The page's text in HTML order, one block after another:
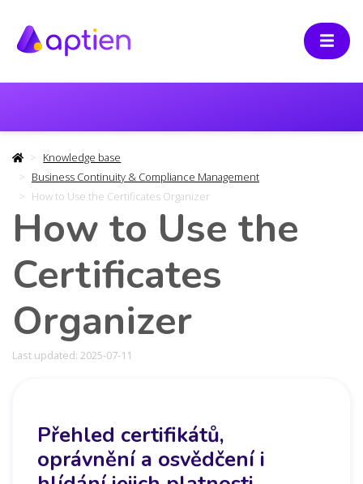
Knowledge base
Business Continuity & Compliance Management
How to Use the Certificates Organizer
How to Use the
Certificates
Organizer
Last updated: 2025-07-11
Přehled certifikátů,
oprávnění a osvědčení i